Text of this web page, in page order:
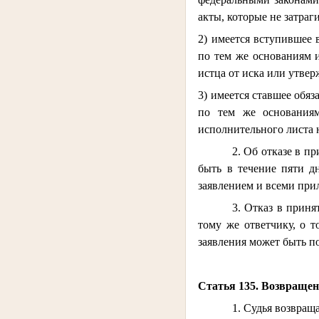
акты, которые не
2) имеется
по тем же основаниям
истца от иска или
3) имеется ставшее
по тем же
исполнительного листа
2. Об отказе в
быть в течение пяти
заявлением и всеми
3. Отказ в
тому же ответчику, о
заявления может быть
Статья 135.
1. Судья